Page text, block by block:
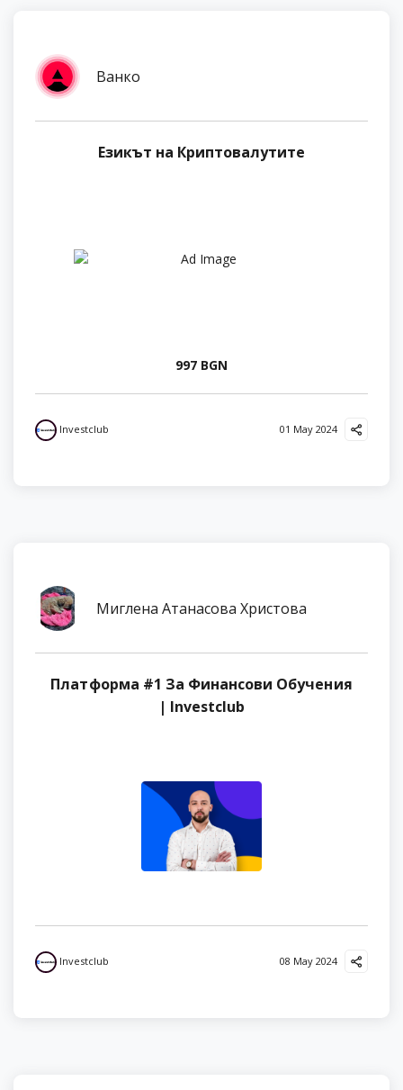
Ванко
Езикът на Криптовалутите
997 BGN
Investclub 01 May 2024
Миглена Атанасова Христова
Платформа #1 За Финансови Обучения
| Investclub
Investclub 08 May 2024